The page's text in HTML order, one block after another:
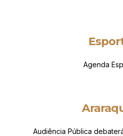
Agenda
Audiência Pública